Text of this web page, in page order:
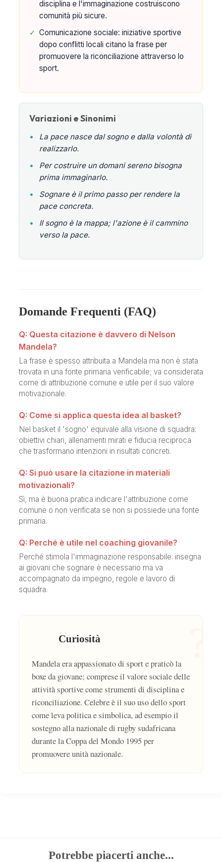
disciplina e l'immaginazione costruiscono
comunità più sicure.
✓ Comunicazione sociale: iniziative sportive
dopo conflitti locali citano la frase per
promuovere la riconciliazione attraverso lo
sport.
Variazioni e Sinonimi
•
La pace nasce dal sogno e dalla volontà di
realizzarlo.
•
Per costruire un domani sereno bisogna
prima immaginarlo.
•
Sognare è il primo passo per rendere la
pace concreta.
•
Il sogno è la mappa; l'azione è il cammino
verso la pace.
Domande Frequenti (FAQ)
Q: Questa citazione è davvero di Nelson
Mandela?
La frase è spesso attribuita a Mandela ma non è stata
trovata in una fonte primaria verificabile; va considerata
come di attribuzione comune e utile per il suo valore
motivazionale.
Q: Come si applica questa idea al basket?
Nel basket il 'sogno' equivale alla visione di squadra:
obiettivi chiari, allenamenti mirati e fiducia reciproca
che trasformano intenzioni in risultati concreti.
Q: Si può usare la citazione in materiali
motivazionali?
Sì, ma è buona pratica indicare l'attribuzione come
comune o non verificata se non si possiede una fonte
primaria.
Q: Perché è utile nel coaching giovanile?
Perché stimola l'immaginazione responsabile: insegna
ai giovani che sognare è necessario ma va
accompagnato da impegno, regole e lavoro di
squadra.
Curiosità
Mandela era appassionato di sport e praticò la
boxe da giovane; comprese il valore sociale delle
attività sportive come strumenti di disciplina e
riconciliazione. Celebre è il suo uso dello sport
come leva politica e simbolica, ad esempio il
sostegno alla nazionale di rugby sudafricana
durante la Coppa del Mondo 1995 per
promuovere unità nazionale.
Potrebbe piacerti anche...